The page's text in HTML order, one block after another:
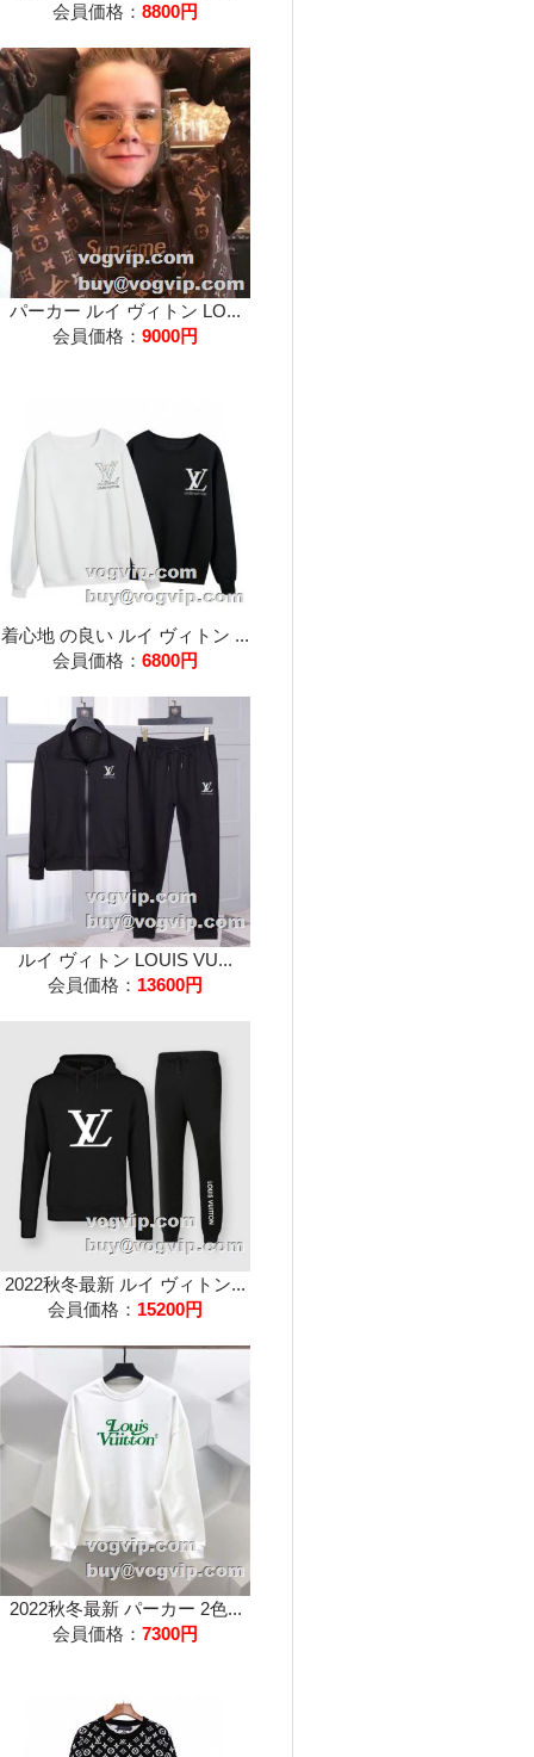
会員価格： 8800円
パーカー ルイ ヴィトン LO...
会員価格： 9000円
着心地 の良い ルイ ヴィトン ...
会員価格： 6800円
ルイ ヴィトン LOUIS VU...
会員価格： 13600円
2022秋冬最新 ルイ ヴィトン...
会員価格： 15200円
2022秋冬最新 パーカー 2色...
会員価格： 7300円